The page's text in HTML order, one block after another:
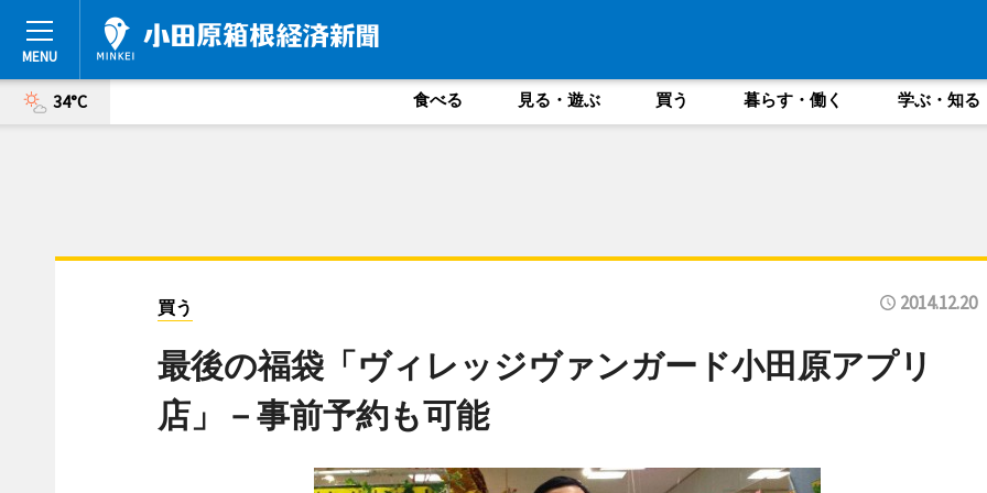
34°C 食べる 見る・遊ぶ 買う 暮らす・働く 学ぶ・知る
買う 2014.12.20
最後の福袋「ヴィレッジヴァンガード小田原アプリ
店」－事前予約も可能